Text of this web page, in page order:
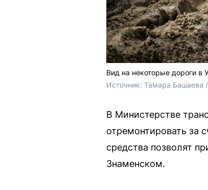
Вид на некоторые дороги в
Источник: Тамара Башаева /
В Министерстве
отремонтировать за
средства позволят
Знаменском.